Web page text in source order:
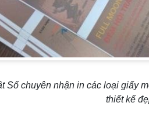
Số chuyên nhận in các loại giấy
thiết kế